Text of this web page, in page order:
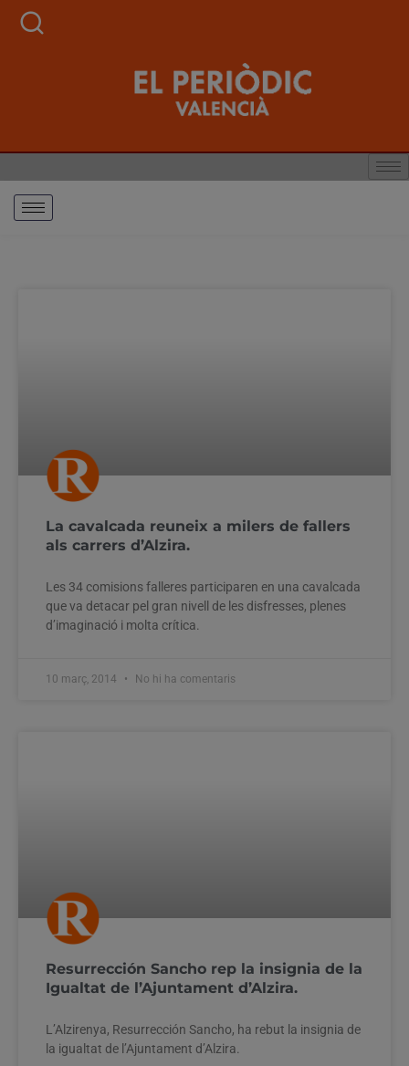
La cavalcada reuneix a milers de fallers
als carrers d’Alzira.
Les 34 comisions falleres participaren en una cavalcada
que va detacar pel gran nivell de les disfresses, plenes
d’imaginació i molta crítica.
10 març, 2014 No hi ha comentaris
Resurrección Sancho rep la insignia de la
Igualtat de l’Ajuntament d’Alzira.
L’Alzirenya, Resurrección Sancho, ha rebut la insignia de
la igualtat de l’Ajuntament d’Alzira.